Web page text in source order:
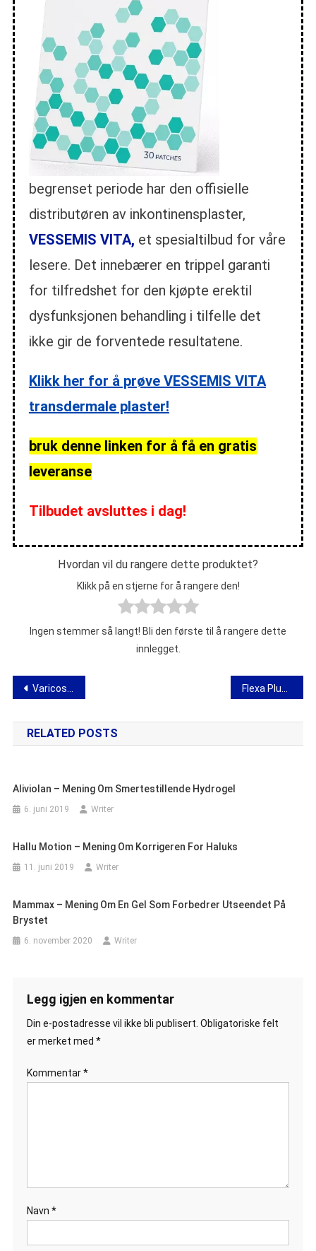
begrenset periode har den offisielle
distributøren av inkontinensplaster,
VESSEMIS VITA, et spesialtilbud for våre
lesere. Det innebærer en trippel garanti
for tilfredshet for den kjøpte erektil
dysfunksjonen behandling i tilfelle det
ikke gir de forventede resultatene.
Klikk her for å prøve VESSEMIS VITA
transdermale plaster!
bruk denne linken for å få en gratis
leveranse
Tilbudet avsluttes i dag!
Hvordan vil du rangere dette produktet?
Klikk på en stjerne for å rangere den!
Ingen stemmer så langt! Bli den første til å rangere dette
innlegget.
Innleggsnavigasjon
Varicosen – mening om kapsler mot åreknuter
RELATED POSTS
Aliviolan – Mening Om Smertestillende Hydrogel
6. juni 2019 Writer
Hallu Motion – Mening Om Korrigeren For Haluks
11. juni 2019 Writer
Mammax – Mening Om En Gel Som Forbedrer Utseendet På
Brystet
6. november 2020 Writer
Legg igjen en kommentar
Din e-postadresse vil ikke bli publisert. Obligatoriske felt
er merket med *
Kommentar*
Navn *